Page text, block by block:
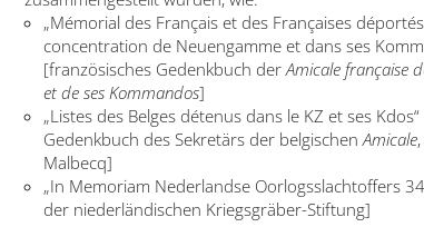
„Mémorial des Français et des Françaises
concentration de Neuengamme et dans ses
[französisches Gedenkbuch derAmicale française
et de ses Kommandos]
„Listes des Belges détenus dans le KZ et ses
Gedenkbuch des Sekretärs der belgischen Amicale
Malbecq]
„In Memoriam Nederlandse Oorlogsslachtoffers
der niederländischen Kriegsgräber-Stiftung]